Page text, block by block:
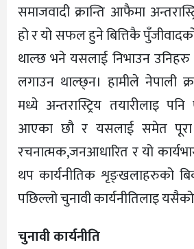
समाजवादी क्रान्ति आफैमा
हो र यो सफल हुने बित्तिकै
थाल्छ भने यसलाई निभाउन
लगाउन थाल्छ्न। हामीले नेपाली
मध्ये अन्तरास्ट्रिय तयारीलाइ
आएका छौ र यसलाई समेत
रचनात्मक,जनआधारित र यो
थप कार्यनीतिक शृङ्खलाहरुको
पछिल्लो चुनावी कार्यनीतिलाइ
चुनावी कार्यनीति